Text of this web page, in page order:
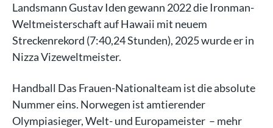
Landsmann Gustav Iden gewann 2022 die Ironman-
Weltmeisterschaft auf Hawaii mit neuem
Streckenrekord (7:40,24 Stunden), 2025 wurde er in
Nizza Vizeweltmeister.
Handball Das Frauen-Nationalteam ist die absolute
Nummer eins. Norwegen ist amtierender
Olympiasieger, Welt- und Europameister – mehr